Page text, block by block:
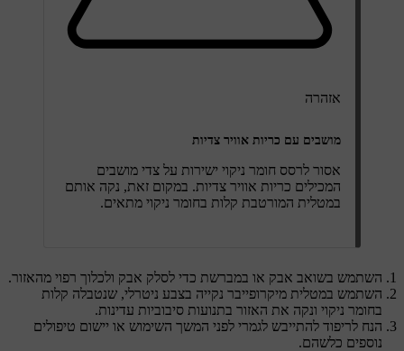
אזהרה
מושבים עם כריות אוויר צדיות
אסור לרסס חומר ניקוי ישירות על צדי מושבים
המכילים כריות אוויר צדיות. במקום זאת, נקה אותם
במטלית המורטבת קלות בחומר ניקוי מתאים.
השתמש בשואב אבק או במברשת כדי לסלק אבק ולכלוך רפוי מהאזור.
השתמש במטלית מיקרופייבר נקייה בצבע ניטרלי, שנטבלה קלות
בחומר ניקוי ונקה את האזור בתנועות סיבוביות עדינות.
הנח לריפוד להתייבש לגמרי לפני המשך השימוש או יישום טיפולים
נוספים כלשהם.